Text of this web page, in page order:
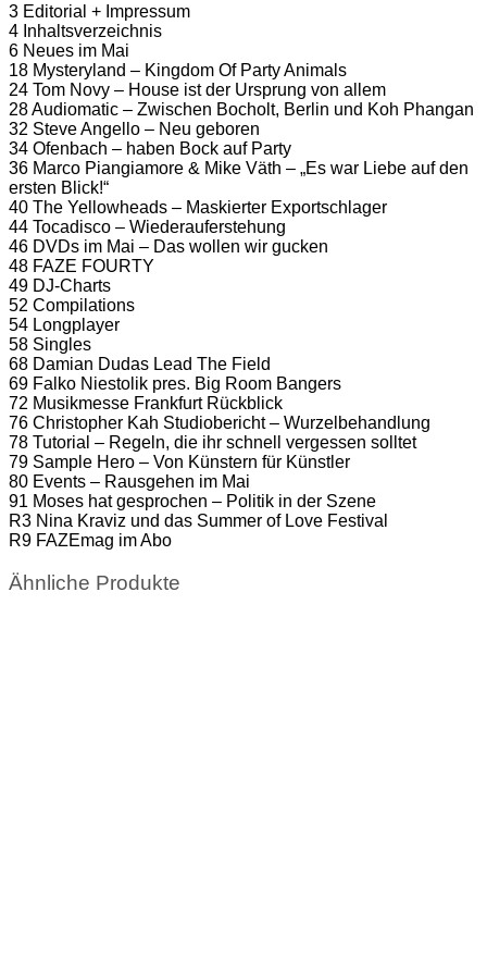
3 Editorial + Impressum
4 Inhaltsverzeichnis
6 Neues im Mai
18 Mysteryland – Kingdom Of Party Animals
24 Tom Novy – House ist der Ursprung von allem
28 Audiomatic – Zwischen Bocholt, Berlin und Koh Phangan
32 Steve Angello – Neu geboren
34 Ofenbach – haben Bock auf Party
36 Marco Piangiamore & Mike Väth – „Es war Liebe auf den
ersten Blick!“
40 The Yellowheads – Maskierter Exportschlager
44 Tocadisco – Wiederauferstehung
46 DVDs im Mai – Das wollen wir gucken
48 FAZE FOURTY
49 DJ-Charts
52 Compilations
54 Longplayer
58 Singles
68 Damian Dudas Lead The Field
69 Falko Niestolik pres. Big Room Bangers
72 Musikmesse Frankfurt Rückblick
76 Christopher Kah Studiobericht – Wurzelbehandlung
78 Tutorial – Regeln, die ihr schnell vergessen solltet
79 Sample Hero – Von Künstern für Künstler
80 Events – Rausgehen im Mai
91 Moses hat gesprochen – Politik in der Szene
R3 Nina Kraviz und das Summer of Love Festival
R9 FAZEmag im Abo
Ähnliche Produkte